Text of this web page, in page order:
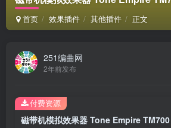
首页 效果插件 其他插件 正文
251编曲网
2年前发布
磁带机模拟效果器 Tone Empire
付费资源